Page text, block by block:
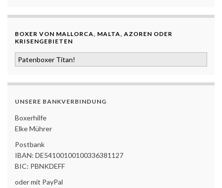
BOXER VON MALLORCA, MALTA, AZOREN ODER
KRISENGEBIETEN
Patenboxer Titan!
UNSERE BANKVERBINDUNG
Boxerhilfe
Elke Mührer
Postbank
IBAN: DE54100100100336381127
BIC: PBNKDEFF
oder mit PayPal